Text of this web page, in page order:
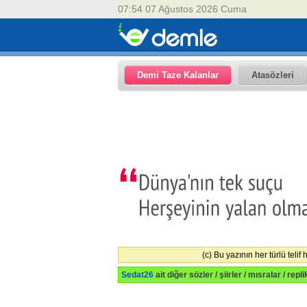
07:54 07 Ağustos 2026 Cuma
Demi Taze Kalanlar Atasözleri
(c) Bu yazının her türlü
Sedat26 ait diğer sözler / şiirler / mısralar /